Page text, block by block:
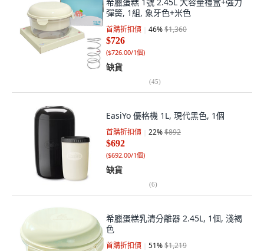
彈簧, 1組, 象牙色+米色
首購折扣價 46%$1,360
$726
($726.00/1個)
缺貨
(45)
EasiYo 優格機 1L, 現代黑色, 1個
首購折扣價 22%$892
$692
($692.00/1個)
缺貨
(6)
希臘蛋糕乳清分離器 2.45L, 1個, 淺褐
色
首購折扣價 51%$1,219